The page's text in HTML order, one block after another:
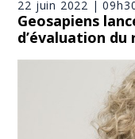
22 juin 2022 |
Geosapiens
d’évaluation du